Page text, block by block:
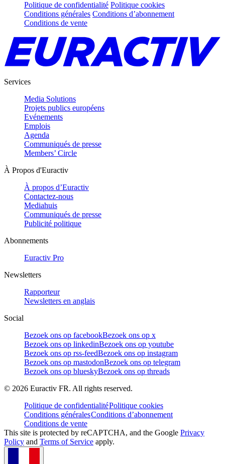
Politique de confidentialité Politique cookies
Conditions générales Conditions d’abonnement
Conditions de vente
Services
Media Solutions
Projets publics européens
Evénements
Emplois
Agenda
Communiqués de presse
Members’ Circle
À Propos d'Euractiv
À propos d’Euractiv
Contactez-nous
Mediahuis
Communiqués de presse
Publicité politique
Abonnements
Euractiv Pro
Newsletters
Rapporteur
Newsletters en anglais
Social
Bezoek ons op facebookBezoek ons op x
Bezoek ons op linkedinBezoek ons op youtube
Bezoek ons op rss-feedBezoek ons op instagram
Bezoek ons op mastodonBezoek ons op telegram
Bezoek ons op blueskyBezoek ons op threads
© 2026 Euractiv FR. All rights reserved.
Politique de confidentialitéPolitique cookies
Conditions généralesConditions d’abonnement
Conditions de vente
This site is protected by reCAPTCHA, and the Google Privacy
Policy and Terms of Service apply.